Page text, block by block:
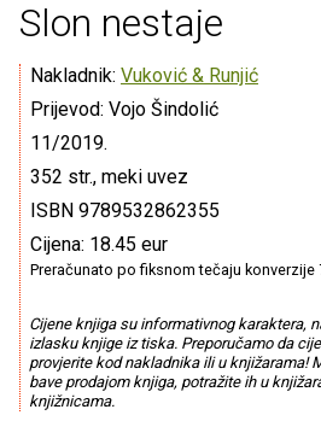
Slon nestaje
Nakladnik: Vuković & Runjić
Prijevod: Vojo Šindolić
11/2019.
352 str., meki uvez
ISBN 9789532862355
Cijena: 18.45 eur
Preračunato po fiksnom tečaju konverzije
Cijene knjiga su informativnog karaktera,
izlasku knjige iz tiska. Preporučamo da
provjerite kod nakladnika ili u knjižarama!
bave prodajom knjiga, potražite ih u
knjižnicama.